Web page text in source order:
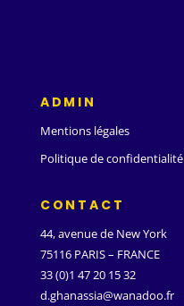
ADMIN
Mentions légales
Politique de confidentialité
CONTACT
44, avenue de New York
75116 PARIS – FRANCE
33 (0)1 47 20 15 32
d.ghanassia@wanadoo.fr